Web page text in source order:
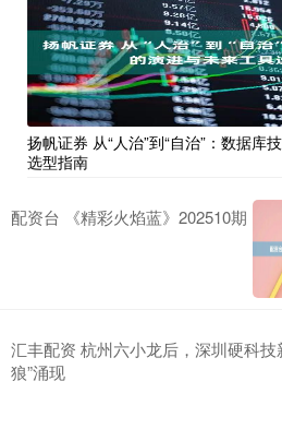
扬帆证券 从“人治”到“自治”：数据库
选型指南
配资台 《精彩火焰蓝》202510期
汇丰配资 杭州六小龙后，深圳硬科技
狼”涌现